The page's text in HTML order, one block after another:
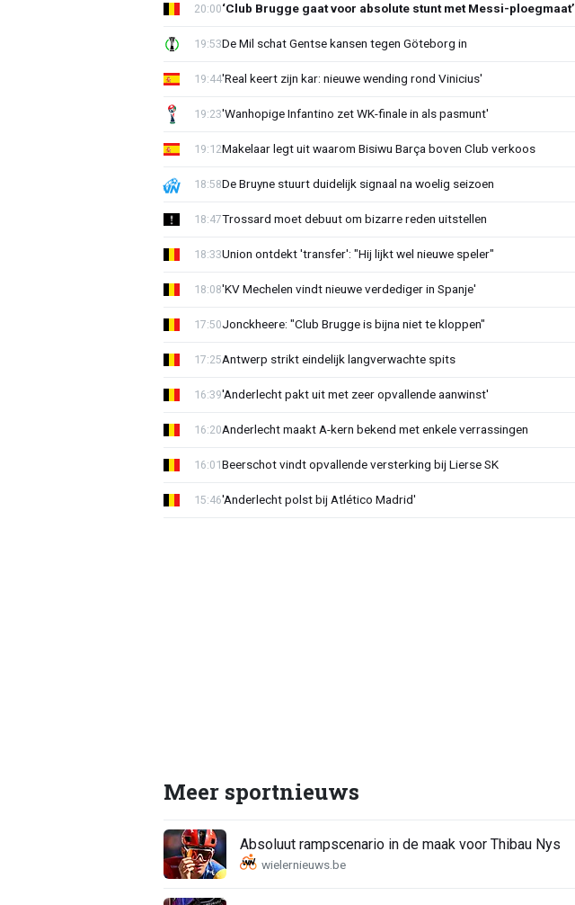
‘Club Brugge gaat voor absolute stunt met Messi-ploegmaat’
20:00
De Mil schat Gentse kansen tegen Göteborg in
19:53
'Real keert zijn kar: nieuwe wending rond Vinicius'
19:44
'Wanhopige Infantino zet WK-finale in als pasmunt'
19:23
Makelaar legt uit waarom Bisiwu Barça boven Club verkoos
19:12
De Bruyne stuurt duidelijk signaal na woelig seizoen
18:58
Trossard moet debuut om bizarre reden uitstellen
18:47
Union ontdekt 'transfer': "Hij lijkt wel nieuwe speler"
18:33
'KV Mechelen vindt nieuwe verdediger in Spanje'
18:08
Jonckheere: "Club Brugge is bijna niet te kloppen"
17:50
Antwerp strikt eindelijk langverwachte spits
17:25
'Anderlecht pakt uit met zeer opvallende aanwinst'
16:39
Anderlecht maakt A-kern bekend met enkele verrassingen
16:20
Beerschot vindt opvallende versterking bij Lierse SK
16:01
'Anderlecht polst bij Atlético Madrid'
15:46
Meer sportnieuws
Absoluut rampscenario in de maak voor Thibau Nys